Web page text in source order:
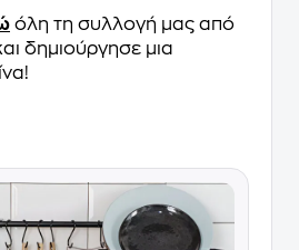
όλη τη συλλογή μας από
δημιούργησε μια